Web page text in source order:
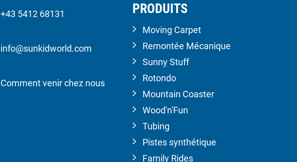
+43 5412 68131
info@sunkidworld.com
Comment venir chez nous
PRODUITS
Moving Carpet
Remontée Mécanique
Sunny Stuff
Rotondo
Mountain Coaster
Wood'n'Fun
Tubing
Pistes synthétique
Family Rides